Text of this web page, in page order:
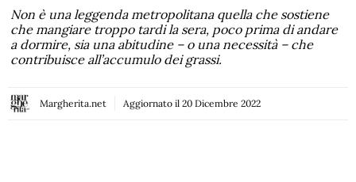
Non è una leggenda metropolitana quella che sostiene
che mangiare troppo tardi la sera, poco prima di andare
a dormire, sia una abitudine – o una necessità – che
contribuisce all’accumulo dei grassi.
Margherita.net Aggiornato il 20 Dicembre 2022